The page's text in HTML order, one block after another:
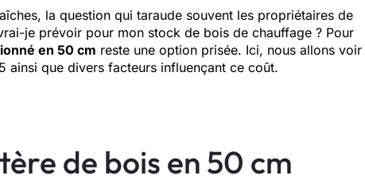
la question qui taraude souvent les propriétaires de
je prévoir pour mon stock de bois de chauffage ? Pour
en 50 cm reste une option prisée. Ici, nous allons voir
ainsi que divers facteurs influençant ce coût.
de bois en 50 cm